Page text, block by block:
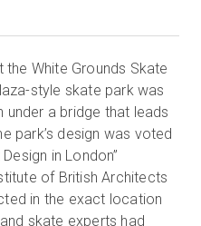
the White Grounds Skate
style skate park was
under a bridge that leads
park’s design was voted
in London”
of British Architects
in the exact location
skate experts had